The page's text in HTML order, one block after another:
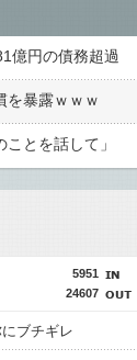
億円の債務超過
を暴露ｗｗｗ
とを話して」
5951
24607
ブチギレ